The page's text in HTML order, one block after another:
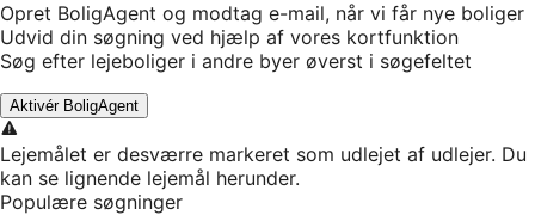
Opret BoligAgent og modtag e-mail, når vi får nye boliger
Udvid din søgning ved hjælp af vores kortfunktion
Søg efter lejeboliger i andre byer øverst i søgefeltet
Aktivér BoligAgent
Lejemålet er desværre markeret som udlejet af udlejer. Du
kan se lignende lejemål herunder.
Populære søgninger